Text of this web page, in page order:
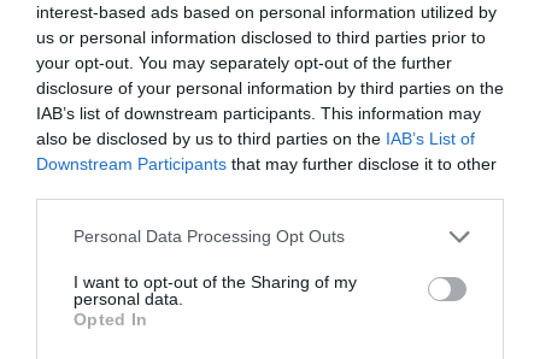
interest-based ads based on personal information utilized by
us or personal information disclosed to third parties prior to
your opt-out. You may separately opt-out of the further
disclosure of your personal information by third parties on the
IAB’s list of downstream participants. This information may
also be disclosed by us to third parties on the IAB’s List of
Downstream Participants that may further disclose it to other
Please note that this website/app uses one or more Google
not limited to your visit or usage behaviour. You may click to
grant or deny consent to Google and its third-party tags to
use your data for below specified purposes in below Google
Personal Data Processing Opt Outs
I want to opt-out of the Sharing of my
personal data.
Opted In
04/08/2026
«ΑΥΤΗ ΤΗΝ ΑΝΔΡΟ
ΘΕΛΟΥΜΕ...»
Γράφει ο Αυγουστίνος Γαλιάσος Αυτή την Άνδρο
θέλουμε. Μια Άνδρο που να την ανακαλύπτουν